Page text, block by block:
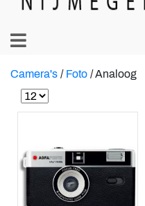
Camera's / Foto /Analoog